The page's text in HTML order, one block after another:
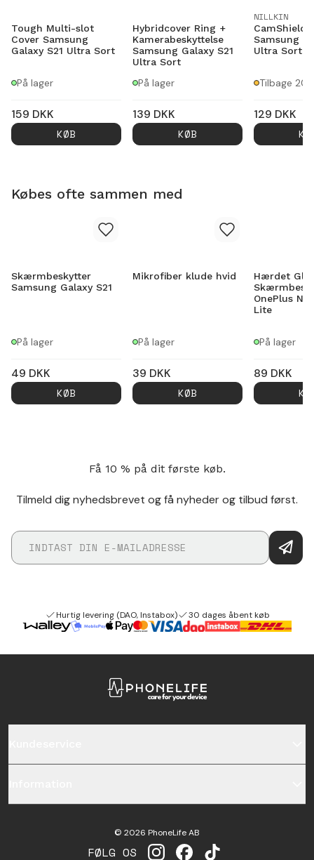
Tough Multi-slot
Cover Samsung
Galaxy S21 Ultra Sort
På lager
159 DKK
KØB
Hybridcover Ring +
Kamerabeskyttelse
Samsung Galaxy S21
Ultra Sort
På lager
139 DKK
KØB
NILLKIN
CamShield
Samsung
Ultra Sort
Tilbage
129 DKK
Købes ofte sammen med
Skærmbeskytter
Samsung Galaxy S21
På lager
49 DKK
KØB
Mikrofiber klude hvid
På lager
39 DKK
KØB
Hærdet
OnePlus
Lite
På lager
89 DKK
Få 10 % på dit første køb.
Tilmeld dig nyhedsbrevet og få nyheder og tilbud først.
Hurtig levering (DAO, Instabox) 30 dages åbent køb
FØLG OS INSTAGRAM
FACEBOOKTIKTOK
© 2026 PhoneLife AB